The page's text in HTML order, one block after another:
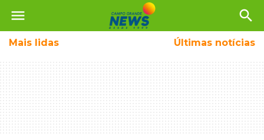
menu search
Mais lidas Últimas notícias